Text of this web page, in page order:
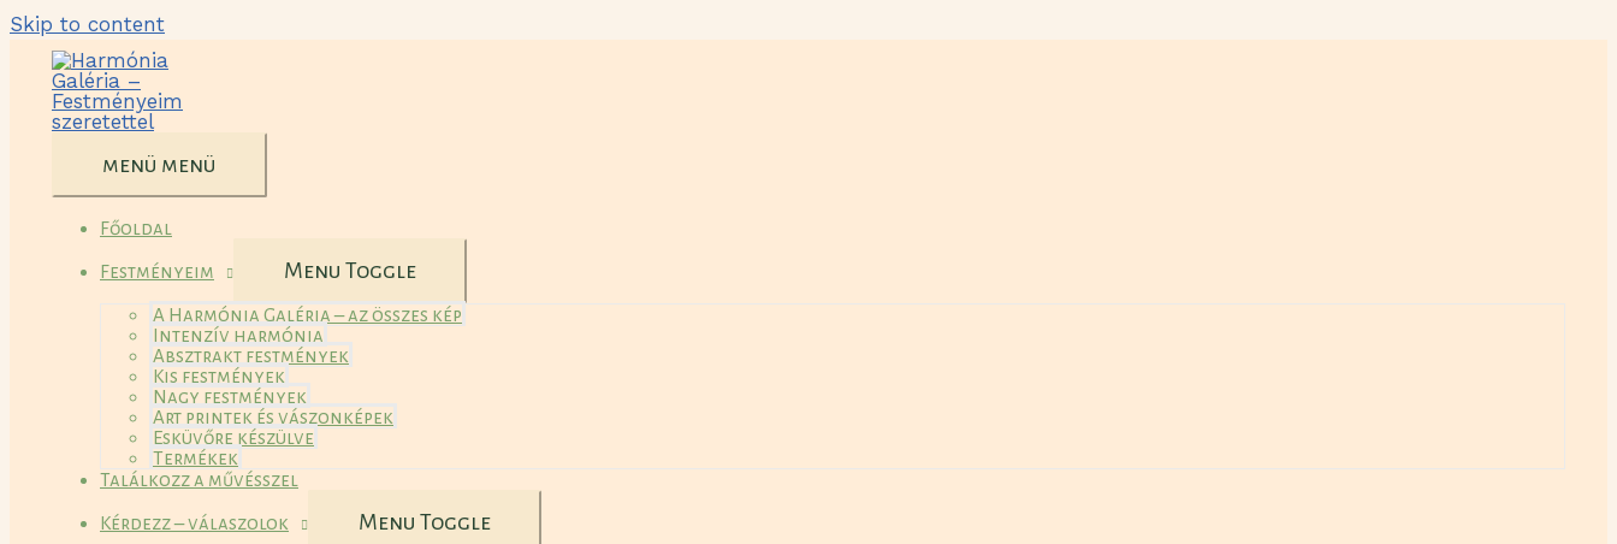
Skip to content
menü menü
Főoldal
Festményeim Menu Toggle
A Harmónia Galéria – az összes kép
Intenzív harmónia
Absztrakt festmények
Kis festmények
Nagy festmények
Art printek és vászonképek
Esküvőre készülve
Termékek
Találkozz a művésszel
Kérdezz – válaszolok Menu Toggle